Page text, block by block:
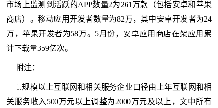
市场上监测到活跃的APP数量2为261万款（包括安卓和苹果
商店）。移动应用开发者数量为82万，其中安卓开发者为24
万，苹果开发者为58万。5月份，安卓应用商店在架应用累
计下载量359亿次。
附注：
1.规模以上互联网和相关服务企业口径由上年互联网和相
关服务收入500万元以上调整为2000万元及以上，文中所有